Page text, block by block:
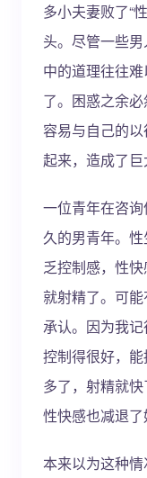
多小夫妻败了“
头。尽管一些
中的道理往往难
了。困惑之余
容易与自己的
起来，造成了巨
一位青年在咨
久的男青年。
乏控制感，性
就射精了。可
承认。因为我
控制得很好，
多了，射精就
性快感也减退了
本来以为这种